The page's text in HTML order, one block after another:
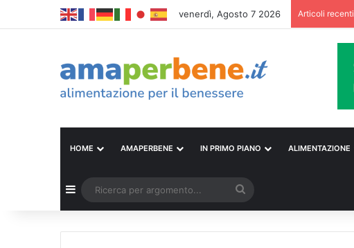
venerdì, Agosto 7 2026 Articoli recenti
HOME AMAPERBENE IN PRIMO PIANO ALIMENTAZIONE
Barra laterale
per